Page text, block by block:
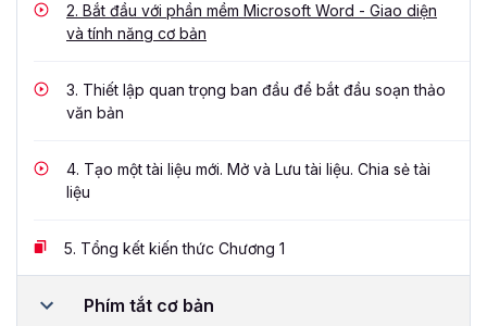
2. Bắt đầu với phần mềm Microsoft Word - Giao diện
và tính năng cơ bản
3. Thiết lập quan trọng ban đầu để bắt đầu soạn thảo
văn bản
4. Tạo một tài liệu mới. Mở và Lưu tài liệu. Chia sẻ tài
liệu
5. Tổng kết kiến thức Chương 1
Phím tắt cơ bản